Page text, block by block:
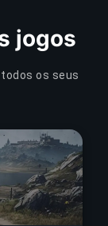
jogos
os seus